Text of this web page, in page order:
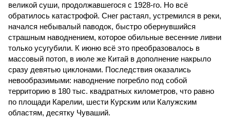
великой суши, продолжавшегося с 1928-го. Но всё
обратилось катастрофой. Снег растаял, устремился в реки,
начался небывалый паводок, быстро обернувшийся
страшным наводнением, которое обильные весенние ливни
только усугубили. К июню всё это преобразовалось в
массовый потоп, в июле же Китай в дополнение накрыло
сразу девятью циклонами. Последствия оказались
невообразимыми: наводнение погребло под собой
территорию в 180 тыс. квадратных километров, что равно
по площади Карелии, шести Курским или Калужским
областям, десятку Чуваший.